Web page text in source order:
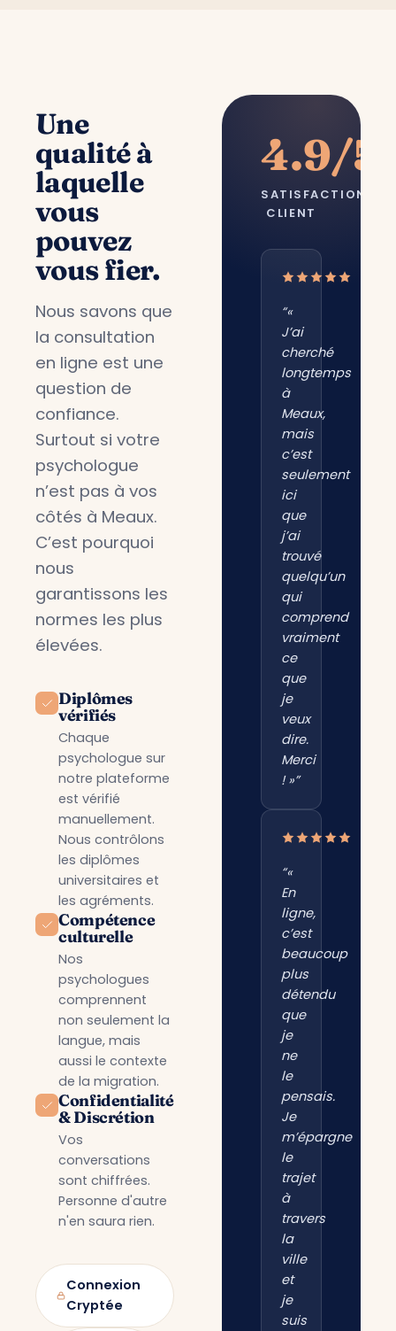
Une
qualité à
laquelle
vous
pouvez
vous fier.
Nous savons que
la consultation
en ligne est une
question de
confiance.
Surtout si votre
psychologue
n’est pas à vos
côtés à Meaux.
C’est pourquoi
nous
garantissons les
normes les plus
élevées.
Diplômes
vérifiés
Chaque
psychologue sur
notre plateforme
est vérifié
manuellement.
Nous contrôlons
les diplômes
universitaires et
les agréments.
Compétence
culturelle
Nos
psychologues
comprennent
non seulement la
langue, mais
aussi le contexte
de la migration.
Confidentialité
& Discrétion
Vos
conversations
sont chiffrées.
Personne d'autre
n'en saura rien.
Connexion
Cryptée
4.9/5
SATISFACTION
CLIENT
“«
J’ai
cherché
longtemps
à
Meaux,
mais
c’est
seulement
ici
que
j’ai
trouvé
quelqu’un
qui
comprend
vraiment
ce
que
je
veux
dire.
Merci
! »”
“«
En
ligne,
c’est
beaucoup
plus
détendu
que
je
ne
le
pensais.
Je
m’épargne
le
trajet
à
travers
la
ville
et
je
suis